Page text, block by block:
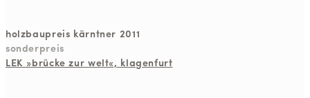
holzbaupreis kärntner 2011
sonderpreis
LEK »brücke zur welt«, klagenfurt